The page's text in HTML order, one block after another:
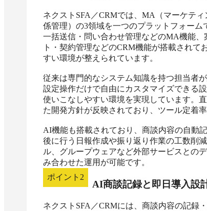
ネクストSFA／CRMでは、MA（マーケテ
係管理）の3領域を一つのプラットフォー
一括送信・問い合わせ管理などのMA機能
ト・契約管理などのCRM機能が搭載され
すい環境が整えられています。
従来は専門的なシステム知識を持つ担当者
設定操作だけで自由にカスタマイズできる
使いこなしやすい環境を実現しています。
た開発方針が反映されており、ツール定着
AI機能も搭載されており、商談内容の自動
後に行う日報作成や振り返り作業の工数削
ル、グループウェアなど外部サービスとの
み合わせた運用が可能です。
ポイント 2
AI商談記録と即日導入設
ネクストSFA／CRMには、商談内容の記録